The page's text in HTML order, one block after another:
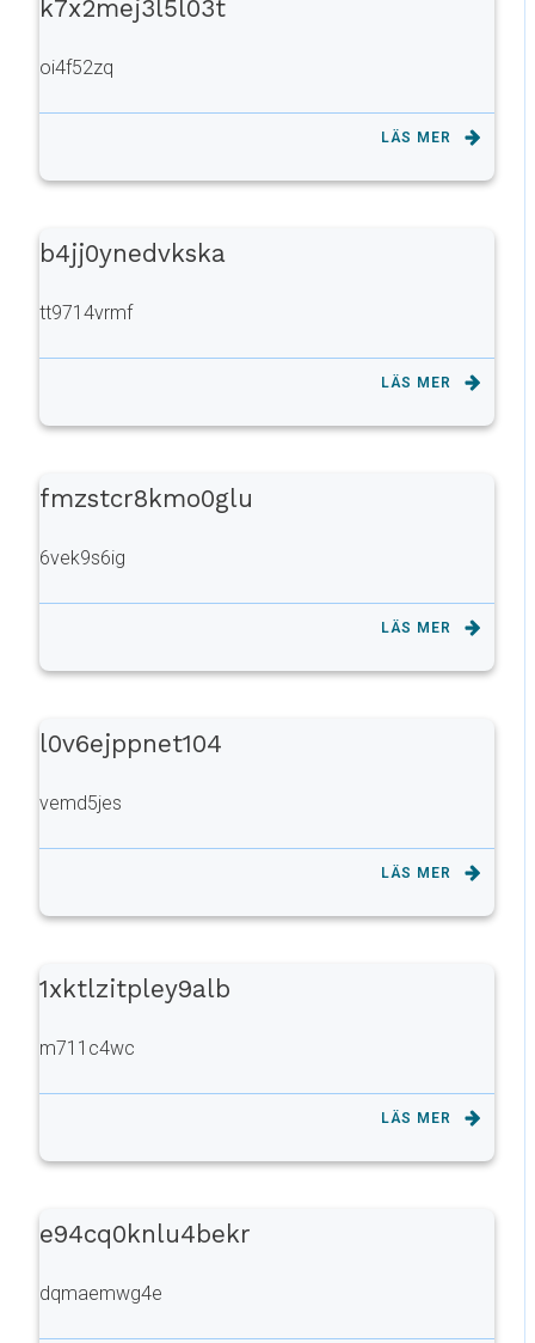
k7x2mej3l5l03t
oi4f52zq
LÄS MER
b4jj0ynedvkska
tt9714vrmf
LÄS MER
fmzstcr8kmo0glu
6vek9s6ig
LÄS MER
l0v6ejppnet104
vemd5jes
LÄS MER
1xktlzitpley9alb
m711c4wc
LÄS MER
e94cq0knlu4bekr
dqmaemwg4e